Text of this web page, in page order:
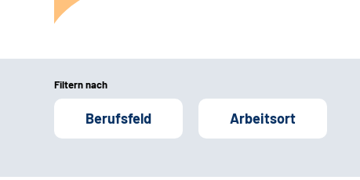
Filtern nach
Berufsfeld Arbeitsort